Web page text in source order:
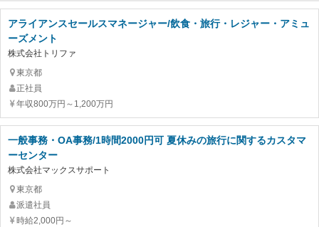
アライアンスセールスマネージャー/飲食・旅行・レジャー・アミュ
ーズメント
株式会社トリファ
東京都
正社員
年収800万円～1,200万円
一般事務・OA事務/1時間2000円可 夏休みの旅行に関するカスタマ
ーセンター
株式会社マックスサポート
東京都
派遣社員
時給2,000円～